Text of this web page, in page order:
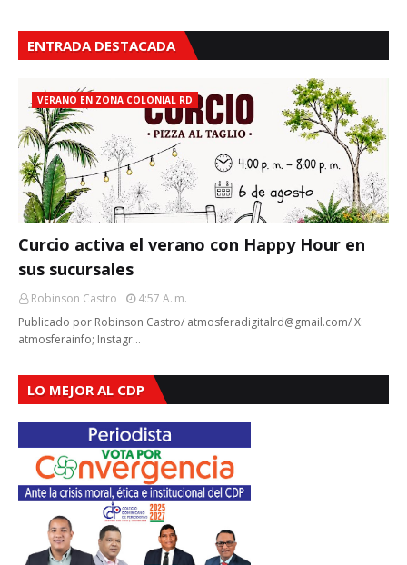
ENTRADA DESTACADA
VERANO EN ZONA COLONIAL RD
Curcio activa el verano con Happy Hour en
sus sucursales
Robinson Castro
4:57 A. M.
Publicado por Robinson Castro/ atmosferadigitalrd@gmail.com/ X:
atmosferainfo; Instagr…
LO MEJOR AL CDP